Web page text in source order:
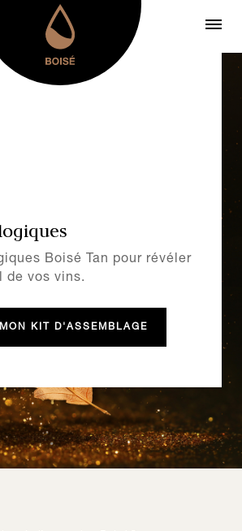
Boisé Tan pour révéler
de vos vins.
KIT D'ASSEMBLAGE